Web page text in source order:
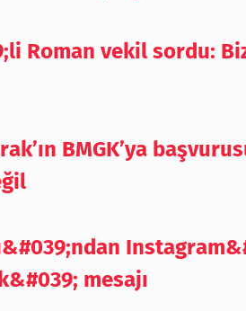
Roman vekil sordu:
BMGK’ya
mesajı